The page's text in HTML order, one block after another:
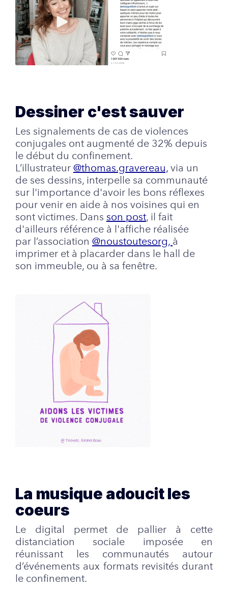
Dessiner c'est sauver
Les signalements de cas de violences
conjugales ont augmenté de 32% depuis
le début du confinement.
L’illustrateur @thomas.gravereau, via un
de ses dessins, interpelle sa communauté
sur l'importance d'avoir les bons réflexes
pour venir en aide à nos voisines qui en
sont victimes. Dans son post, il fait
d'ailleurs référence à l'affiche réalisée
par l’association @noustoutesorg, à
imprimer et à placarder dans le hall de
son immeuble, ou à sa fenêtre.
La musique adoucit les
coeurs
Le digital permet de pallier à cette
distanciation sociale imposée en
réunissant les communautés autour
d’événements aux formats revisités durant
le confinement.